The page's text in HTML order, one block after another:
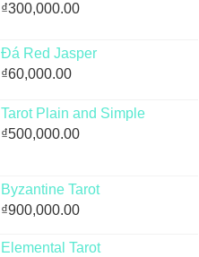
₫300,000.00
Đá Red Jasper
₫60,000.00
Tarot Plain and Simple
₫500,000.00
Byzantine Tarot
₫900,000.00
Elemental Tarot